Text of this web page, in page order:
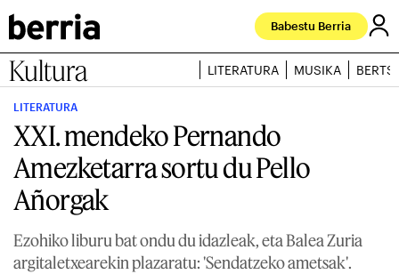
Babestu Berria
Kultura LITERATURA MUSIKA
LITERATURA
XXI. mendeko Pernando
Amezketarra sortu du Pello
Añorgak
Ezohiko liburu bat ondu du idazleak, eta Balea Zuria
argitaletxearekin plazaratu: 'Sendatzeko ametsak'.